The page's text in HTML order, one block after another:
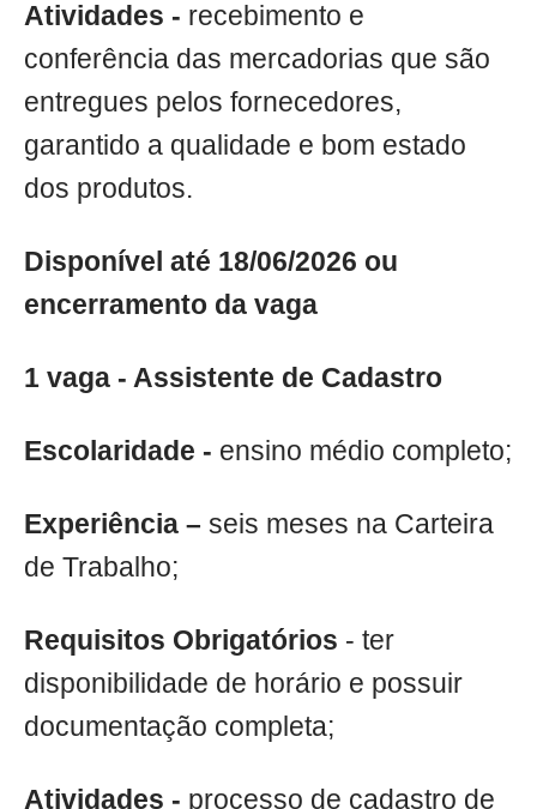
Atividades - recebimento e
conferência das mercadorias que são
entregues pelos fornecedores,
garantido a qualidade e bom estado
dos produtos.
Disponível até 18/06/2026 ou
encerramento da vaga
1 vaga - Assistente de Cadastro
Escolaridade - ensino médio completo;
Experiência – seis meses na Carteira
de Trabalho;
Requisitos Obrigatórios - ter
disponibilidade de horário e possuir
documentação completa;
Atividades - processo de cadastro de